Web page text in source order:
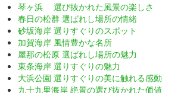
琴ヶ浜 選び抜かれた風景の楽しさ
春日の松群 選ばれし場所の情緒
砂坂海岸 選りすぐりのスポット
加賀海岸 風情豊かな名所
屋那の松原 選ばれし場所の魅力
東条海岸 選りすぐりの魅力
大浜公園 選りすぐりの美に触れる感動
九十九里海岸 絶景の選び抜かれた価値